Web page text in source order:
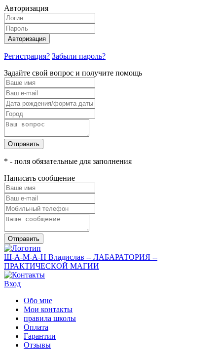
Авторизация
Авторизация
Регистрация? Забыли пароль?
Задайте свой вопрос и получите помощь
Отправить
* - поля обязательные для заполнения
Написать сообщение
Отправить
Ш-А-М-А-Н Владислав -- ЛАБАРАТОРИЯ --
ПРАКТИЧЕСКОЙ МАГИИ
Вход
Обо мне
Мои контакты
правила школы
Оплата
Гарантии
Отзывы